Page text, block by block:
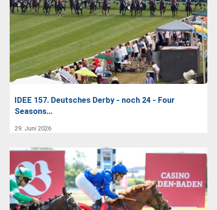
IDEE 157. Deutsches Derby - noch 24 - Four
Seasons…
29. Juni 2026